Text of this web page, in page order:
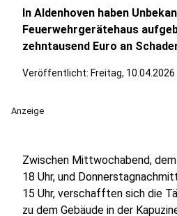
In Aldenhoven haben
Feuerwehrgerätehaus
zehntausend Euro an
Veröffentlicht: Freitag, 10.04.2026
Anzeige
Zwischen Mittwochabend,
18 Uhr, und
15 Uhr, verschafften sich die
zu dem Gebäude in der